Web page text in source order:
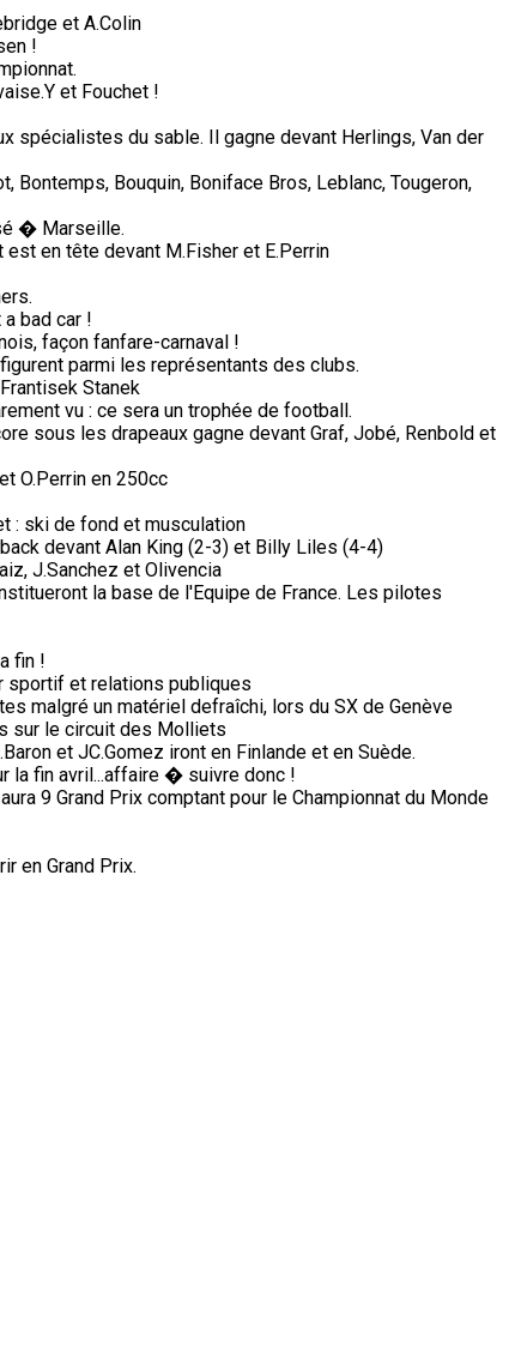
et A.Colin
!
et Fouchet !
spécialistes du sable. Il gagne devant Herlings, Van der
Bontemps, Bouquin, Boniface Bros, Leblanc, Tougeron,
� Marseille.
est en tête devant M.Fisher et E.Perrin
bad car !
façon fanfare-carnaval !
parmi les représentants des clubs.
Stanek
vu : ce sera un trophée de football.
sous les drapeaux gagne devant Graf, Jobé, Renbold et
O.Perrin en 250cc
: ski de fond et musculation
devant Alan King (2-3) et Billy Liles (4-4)
J.Sanchez et Olivencia
la base de l'Equipe de France. Les pilotes
fin !
sportif et relations publiques
malgré un matériel defraîchi, lors du SX de Genève
sur le circuit des Molliets
et JC.Gomez iront en Finlande et en Suède.
la fin avril...affaire � suivre donc !
9 Grand Prix comptant pour le Championnat du Monde
en Grand Prix.